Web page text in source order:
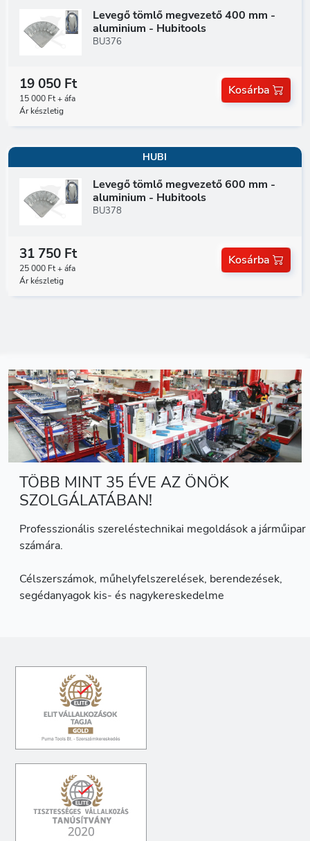
Levegő tömlő megvezető 400 mm -
aluminium - Hubitools
BU376
19 050 Ft
15 000 Ft + áfa
Ár készletig
Kosárba
HUBI
Levegő tömlő megvezető 600 mm -
aluminium - Hubitools
BU378
31 750 Ft
25 000 Ft + áfa
Ár készletig
Kosárba
TÖBB MINT 35 ÉVE AZ ÖNÖK
SZOLGÁLATÁBAN!
Professzionális szereléstechnikai megoldások a járműipar
számára.
Célszerszámok, műhelyfelszerelések, berendezések,
segédanyagok kis- és nagykereskedelme